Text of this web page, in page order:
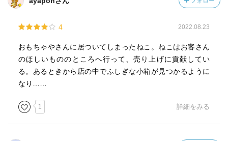
4 2022.08.23
おもちゃやさんに居ついてしまったねこ。ねこはお客さん
のほしいもののところへ行って、売り上げに貢献してい
る。あるときから店の中でふしぎな小箱が見つかるように
なり……
1 詳細をみる